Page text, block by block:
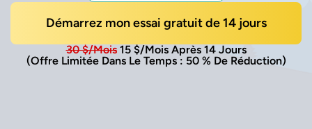
Démarrez mon essai gratuit de 14 jours
30 $/mois15 $/mois Après 14 Jours
(Offre Limitée Dans Le Temps : 50 % De Réduction)